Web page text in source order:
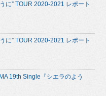
に” TOUR 2020-2021 レポート
に” TOUR 2020-2021 レポート
19th Single『シエラのよう